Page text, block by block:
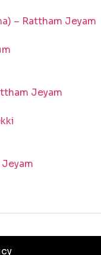
– Rattham Jeyam
Jeyam